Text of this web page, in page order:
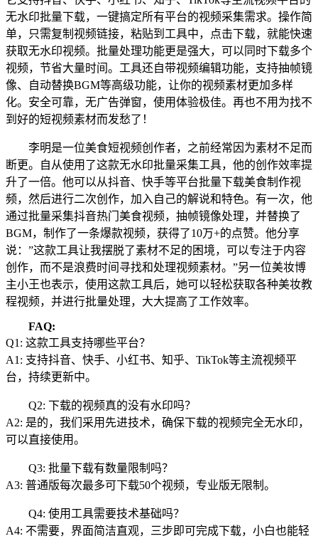
无水印批量下载，一键搞定所有平台的视频采集需求。操作简
单，只需复制视频链接，粘贴到工具中，点击下载，就能快速
获取无水印视频。批量处理功能更是强大，可以同时下载多个
视频，节省大量时间。工具还自带视频编辑功能，支持抽帧镜
像、自动替换BGM等高级功能，让你的视频素材更加多样
化。安全可靠，无广告弹窗，使用体验极佳。再也不用为找不
到好的短视频素材而发愁了！
李明是一位美食短视频创作者，之前经常因为素材不足而
断更。自从使用了这款无水印批量采集工具，他的创作效率提
升了一倍。他可以从抖音、快手等平台批量下载美食制作视
频，然后进行二次创作，加入自己的解说和特色。有一次，他
通过批量采集抖音热门美食视频，抽帧镜像处理，并替换了
BGM，制作了一条爆款视频，获得了10万+的点赞。他分享
说：”这款工具让我摆脱了素材不足的困境，可以专注于内容
创作，而不是浪费时间寻找和处理视频素材。”另一位美妆博
主小王也表示，使用这款工具后，她可以轻松获取各种美妆教
程视频，并进行批量处理，大大提高了工作效率。
FAQ:
Q1: 这款工具支持哪些平台？
A1: 支持抖音、快手、小红书、知乎、TikTok等主流视频平
台，持续更新中。
Q2: 下载的视频真的没有水印吗？
A2: 是的，我们采用先进技术，确保下载的视频完全无水印，
可以直接使用。
Q3: 批量下载有数量限制吗？
A3: 普通版每次最多可下载50个视频，专业版无限制。
Q4: 使用工具需要技术基础吗？
A4: 不需要，界面简洁直观，三步即可完成下载，小白也能轻